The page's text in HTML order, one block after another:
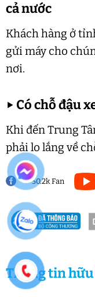
cả nước
Khách hàng ở
gửi máy cho
nơi.
▶ Có chỗ đậu
Khi đến Trung
phải lo lắng về
50.2k Fan
Thông tin